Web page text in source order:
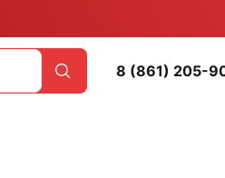
8 (861) 205-